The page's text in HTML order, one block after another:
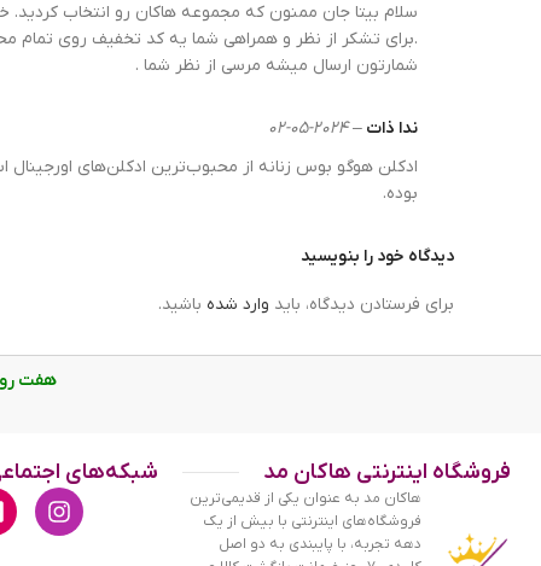
تابستان استفاده کنید تا معجزه عطرها را ببینید! اگر اهل
می‌آید.
ادکلن هوگو بوس زنانه بوس وومن ویژگی‌های منحصر به فرد
کیفیت رایحه
پراکندگی
اغلب رایحه‌های خنک و شیرین دارای ماندگاری بالایی هستند.
سلام بیتا جان ممنون که مجموعه هاکان رو انتخاب کردید.
.برای تشکر از نظر و همراهی شما یه کد تخفیف روی
شمارتون ارسال میشه مرسی از نظر شما .
ندا ذات –
2024-05-02
ادکلن هوگو بوس زنانه از محبوب‌ترین ادکلن‌های
بوده.
دیدگاه خود را بنویسید
برای فرستادن دیدگاه، باید وارد شده باشید.
هفت روز هفته، از
فروشگاه اینترنتی هاکان مد
هاکان مد به عنوان یکی از قدیمی‌ترین
فروشگاه‌های اینترنتی با بیش از یک
دهه تجربه، با پایبندی به دو اصل
شبکه‌های